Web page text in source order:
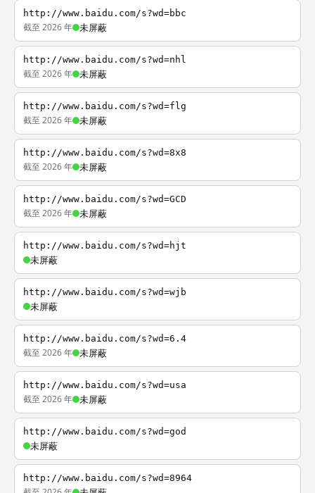
http://www.baidu.com/s?wd=bbc
截至 2026 年 未屏蔽
http://www.baidu.com/s?wd=nhl
截至 2026 年 未屏蔽
http://www.baidu.com/s?wd=flg
截至 2026 年 未屏蔽
http://www.baidu.com/s?wd=8x8
截至 2026 年 未屏蔽
http://www.baidu.com/s?wd=GCD
截至 2026 年 未屏蔽
http://www.baidu.com/s?wd=hjt
未屏蔽
http://www.baidu.com/s?wd=wjb
未屏蔽
http://www.baidu.com/s?wd=6.4
截至 2026 年 未屏蔽
http://www.baidu.com/s?wd=usa
截至 2026 年 未屏蔽
http://www.baidu.com/s?wd=god
未屏蔽
http://www.baidu.com/s?wd=8964